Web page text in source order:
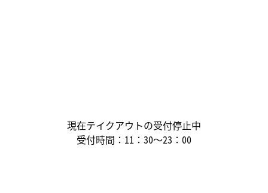
現在テイクアウトの受付停止中
受付時間： 11：30～23：00